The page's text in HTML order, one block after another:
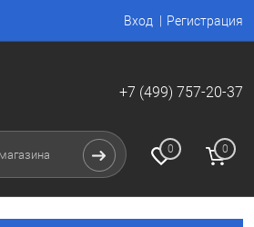
Вход Регистрация
+7 (499) 757-20-37
0 0